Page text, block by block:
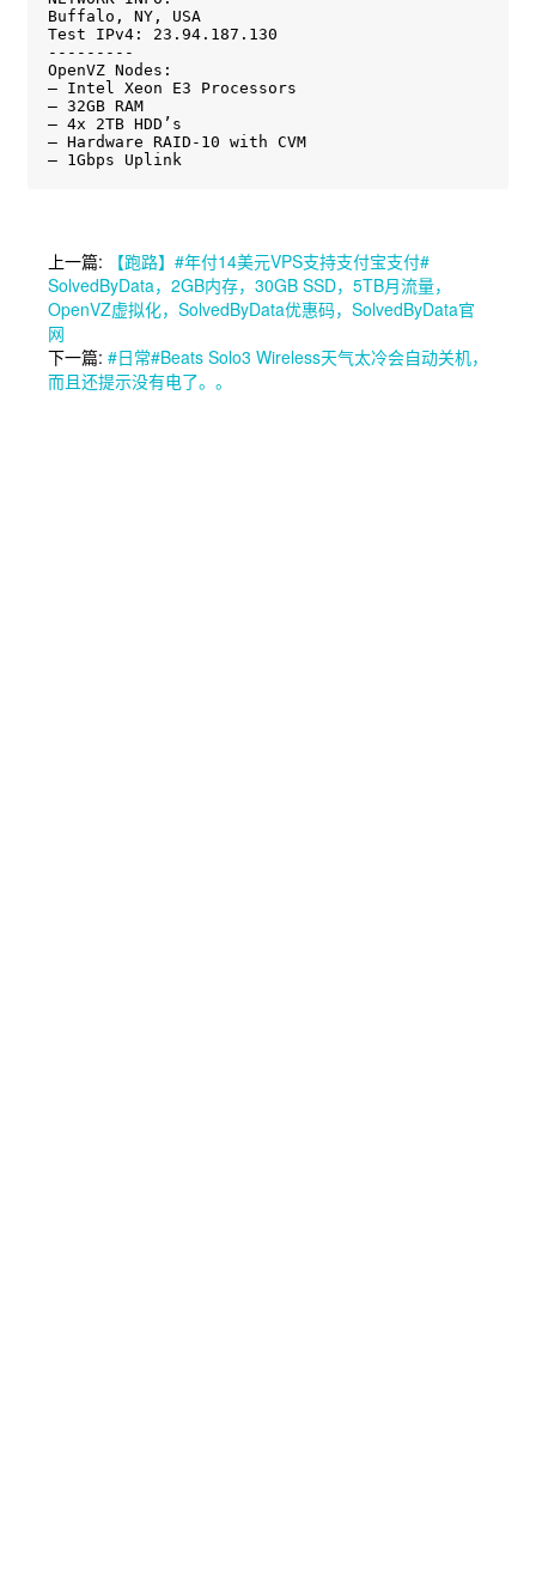
Buffalo, NY, USA
Test IPv4: 23.94.187.130
---------
OpenVZ Nodes:
– Intel Xeon E3 Processors
– 32GB RAM
– 4x 2TB HDD’s
– Hardware RAID-10 with CVM
– 1Gbps Uplink
上一篇:
【跑路】#年付14美元VPS支持支付宝支付#
SolvedByData，2GB内存，30GB SSD，5TB月流量，
OpenVZ虚拟化，SolvedByData优惠码，SolvedByData官
网
下一篇: #日常#Beats Solo3 Wireless天气太冷会自动关机，
而且还提示没有电了。。